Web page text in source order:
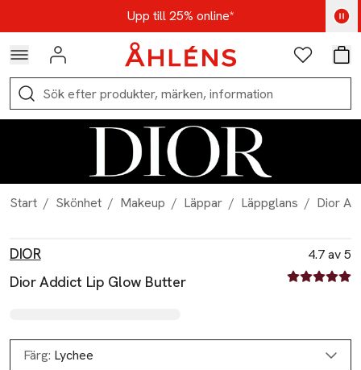
Hoppa till navigationsmenynUpp till 25% online*
Kod: AUG25 - Shoppa nu
Logga in Favoriter
Sök
Start / Skönhet / Makeup / Läppar / Läppglans / Dior
DIOR
Dior Addict Lip Glow Butter
4.7 av 5
4.7 av fem
Färg: Lychee